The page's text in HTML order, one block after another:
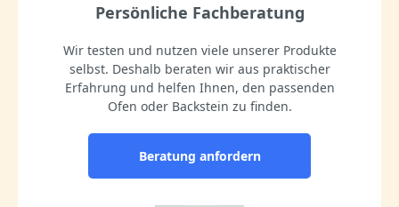
Persönliche Fachberatung
Wir testen und nutzen viele unserer Produkte
selbst. Deshalb beraten wir aus praktischer
Erfahrung und helfen Ihnen, den passenden
Ofen oder Backstein zu finden.
Beratung anfordern